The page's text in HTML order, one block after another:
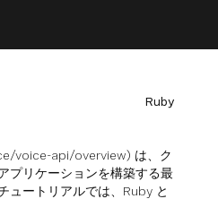
Ruby
voice-api/overview) は、ク
プリケーションを構築する最
ュートリアルでは、Ruby と